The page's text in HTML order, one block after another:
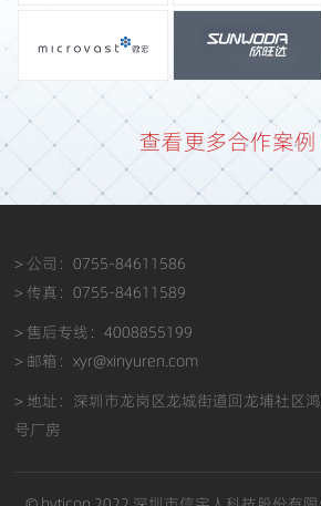
查看更多合作案例
> 公司：0755-84611586
> 传真：0755-84611589
> 售后专线：4008855199
> 邮箱：xyr@xinyuren.com
> 地址：深圳市龙岗区龙城街道回龙埔社区
号厂房